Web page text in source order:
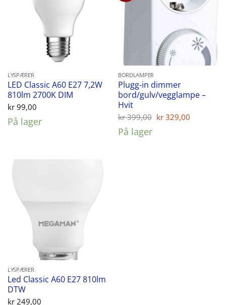
LYSPÆRER
LED Classic A60 E27 7,2W
810lm 2700K DIM
kr99,00
På lager
BORDLAMPER
Plugg-in dimmer
bord/gulv/vegglampe –
Hvit
kr399,00 Opprinnelig
kr 329,00
På lager
LYSPÆRER
Led Classic A60 E27 810lm
DTW
kr249,00